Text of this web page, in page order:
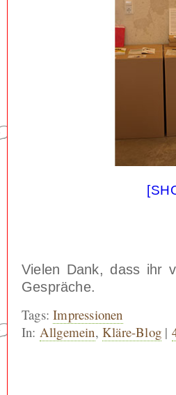
Vielen Dank, dass ihr
Gespräche.
Tags:Impressionen
In: Allgemein,Kläre-Blog |